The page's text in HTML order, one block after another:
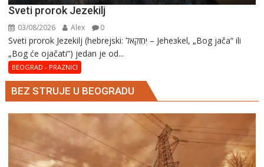
Sveti prorok Jezekilj
03/08/2026 Alex 0
Sveti prorok Jezekilj (hebrejski: יְחֶזְקֵאל – Jehезkel, „Bog jača“ ili
„Bog će ojačati“) jedan je od...
BEOGRAD - PRAZNICI
BEZ STRUJE U BEOGRADU